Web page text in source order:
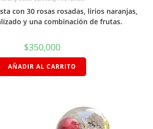
con 30 rosas rosadas, lirios naranjas,
y una combinación de frutas.
$350,000
AÑADIR AL CARRITO